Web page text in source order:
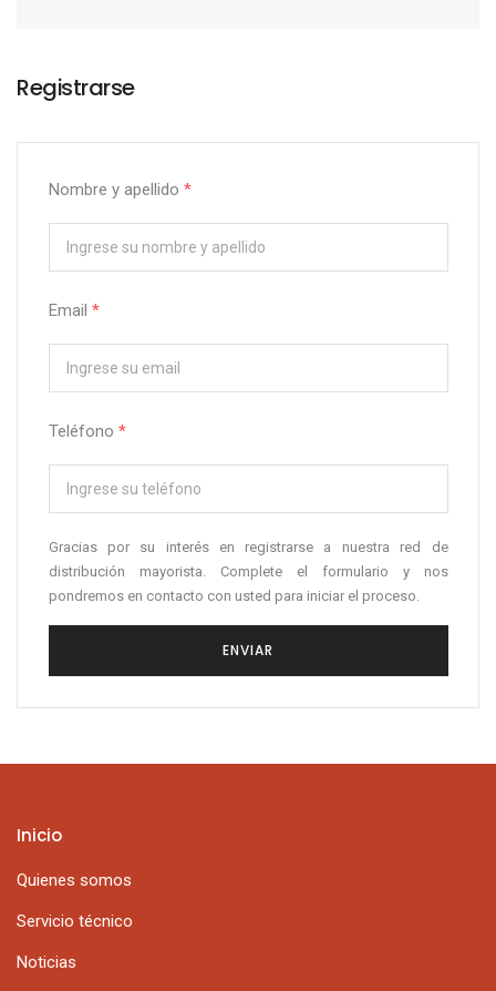
Registrarse
Nombre y apellido *
Email *
Teléfono *
Gracias por su interés en registrarse a nuestra red de
distribución mayorista. Complete el formulario y nos
pondremos en contacto con usted para iniciar el proceso.
ENVIAR
Inicio
Quienes somos
Servicio técnico
Noticias